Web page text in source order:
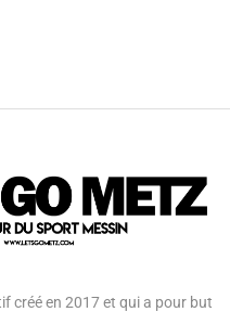
créé en 2017 et qui a pour but